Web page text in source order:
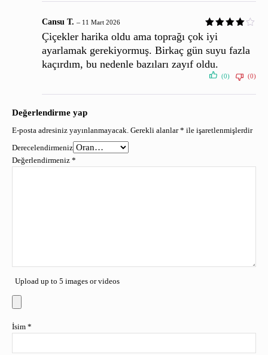
Cansu T. – 11 Mart 2026
Çiçekler harika oldu ama toprağı çok iyi
ayarlamak gerekiyormuş. Birkaç gün suyu fazla
kaçırdım, bu nedenle bazıları zayıf oldu.
(0) (0)
Değerlendirme yap
E-posta adresiniz yayınlanmayacak. Gerekli alanlar* ile işaretlenmişlerdir
Derecelendirmeniz
Değerlendirmeniz *
Upload up to 5 images or videos
İsim *